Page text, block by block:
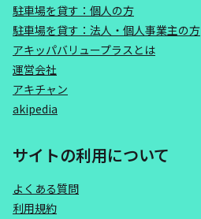
駐車場を貸す：個人の方
駐車場を貸す：法人・個人事業主の方
アキッパバリュープラスとは
運営会社
アキチャン
akipedia
サイトの利用について
よくある質問
利用規約